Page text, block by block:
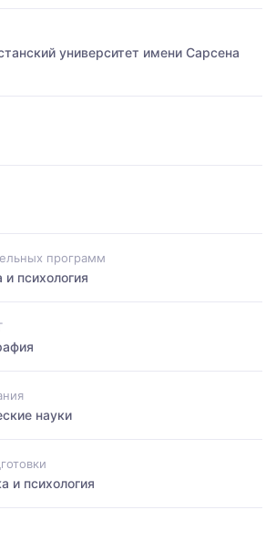
университет имени Сарсена
программ
и психология
науки
и психология